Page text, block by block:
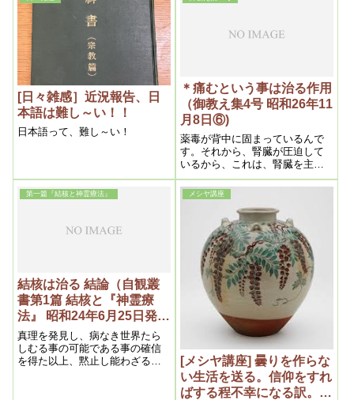
したいと只今奮闘中です
んです。だから、神様の思し召
くて困るから、ならせよう、な
[日々雑感］近況報告、日
本語は難し～い！！
日本語って、難し～い！
＊痛むという事は治る作用
（御教え集4号 昭和26年11
月8日⑥)
薬毒が背中に固まっているんで
す。それから、腎臓が圧迫して
いるから、これは、腎臓を主
に、背中の痛い処、そこをやれ
ば、きっと治ります。痛んで来
れば結構ですよ。浄化が起こっ
たんだからね。相当痛むでしょ
うが、よくそれを言い聞かせ
て、痛むと言う事は、治る作用
だと言う事を納得させる様に説
明してやって、
第一篇『結核と神霊療法』
結核は治る 結論（自観叢
書第1篇 結核と『神霊療
法』 昭和24年6月25日発
行）
真理を発見し、病なき世界たら
しむる事の可能である事の確信
を得た以上、黙止し能わざるに
メシヤ講座
[メシヤ講座] 曇りを作らな
い生活を送る。信仰をすれ
ばする程不幸になる訳。